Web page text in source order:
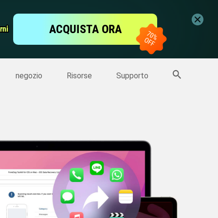
ACQUISTA ORA
negozio Risorse Supporto
Altri Prodotti